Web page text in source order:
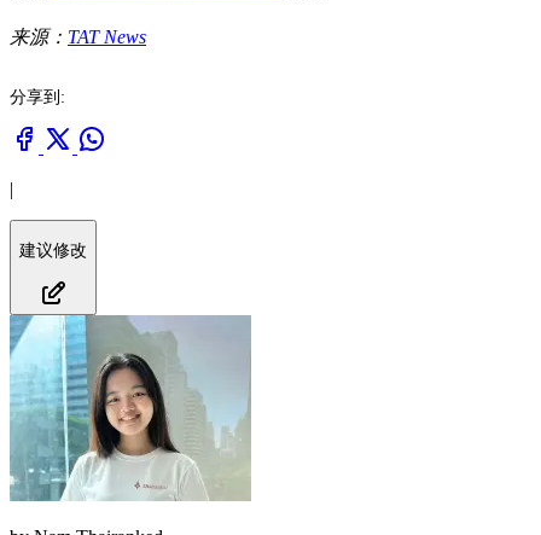
来源： TAT News
分享到:
|
建议修改